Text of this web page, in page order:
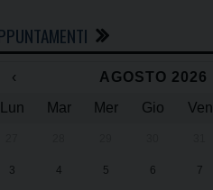
‹ AGOSTO 2026
Lun
Mar Mer Gio Ven
3 4 5 6 7